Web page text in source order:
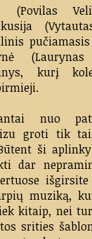
(Povilas
kurį
nuo
groti tik
ši
dar
muziką,
kitaip, nei
srities